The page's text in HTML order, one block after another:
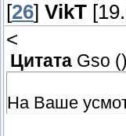
[26] VikT
<
Цитата Gso ()
На Ваше